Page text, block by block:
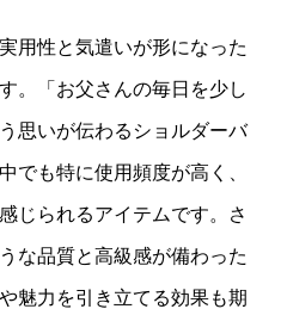
用性と気遣いが形になった
。「お父さんの毎日を少し
思いが伝わるショルダーバ
でも特に使用頻度が高く、
じられるアイテムです。さ
な品質と高級感が備わった
魅力を引き立てる効果も期